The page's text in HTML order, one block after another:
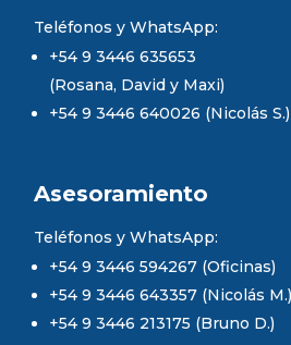
Teléfonos y WhatsApp:
+54 9 3446 635653
(Rosana, David y Maxi)
+54 9 3446 640026 (Nicolás S.)
Asesoramiento
Teléfonos y WhatsApp:
+54 9 3446 594267 (Oficinas)
+54 9 3446 643357 (Nicolás M.)
+54 9 3446 213175 (Bruno D.)